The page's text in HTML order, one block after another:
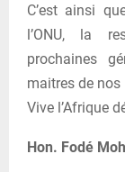
C’est ainsi
l’ONU, la
prochaines
maitres de nos
Vive l’Afrique
Hon. Fodé